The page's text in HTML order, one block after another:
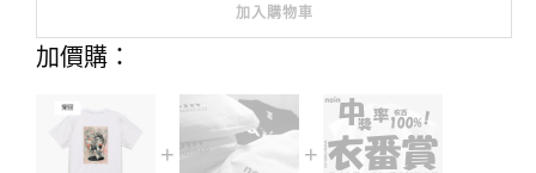
加入購物車
Alternative:
加價購：